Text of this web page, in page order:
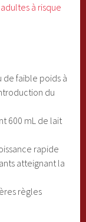
à risque
de faible poids à
du
600 mL de lait
rapide
atteignant la
règles